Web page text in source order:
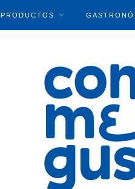
PRODUCTOS